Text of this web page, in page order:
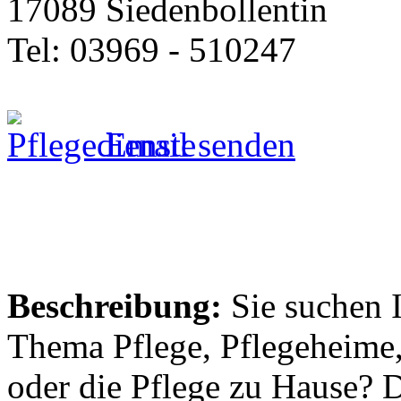
17089 Siedenbollentin
Tel: 03969 - 510247
Email senden
Beschreibung: Sie suchen
Thema Pflege,
oder die Pflege zu Hause?